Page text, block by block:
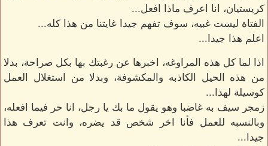
كريستيان، انا اعرف ماذا افعل...
الفتاة ليست غبيه، سوف تفهم جيدا غايتنا من هذا كله...
اعلم هذا جيدا...
اذا لما كل هذه المراوغه، اخبرها عن رغبتك بها بكل صراحة، بدلا
من هذه الحيل الكاذبه والمكشوفة، وبدلا من استغلال العمل
كوسيلة لهذا...
زمجر سيف به غاضبا وهو يقول ما بك يا رجل، انا حر فيما افعله،
وبالنسبه للعمل فأنا اخر شخص قد يضره، وانت تعرف هذا
جيدا...